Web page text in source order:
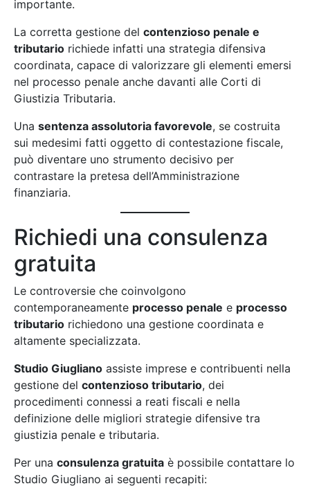
importante.
La corretta gestione del contenzioso penale e
tributario richiede infatti una strategia difensiva
coordinata, capace di valorizzare gli elementi emersi
nel processo penale anche davanti alle Corti di
Giustizia Tributaria.
Una sentenza assolutoria favorevole, se costruita
sui medesimi fatti oggetto di contestazione fiscale,
può diventare uno strumento decisivo per
contrastare la pretesa dell’Amministrazione
finanziaria.
Richiedi una consulenza
gratuita
Le controversie che coinvolgono
contemporaneamente processo penale e processo
tributario richiedono una gestione coordinata e
altamente specializzata.
Studio Giugliano assiste imprese e contribuenti nella
gestione del contenzioso tributario, dei
procedimenti connessi a reati fiscali e nella
definizione delle migliori strategie difensive tra
giustizia penale e tributaria.
Per una consulenza gratuita è possibile contattare lo
Studio Giugliano ai seguenti recapiti: